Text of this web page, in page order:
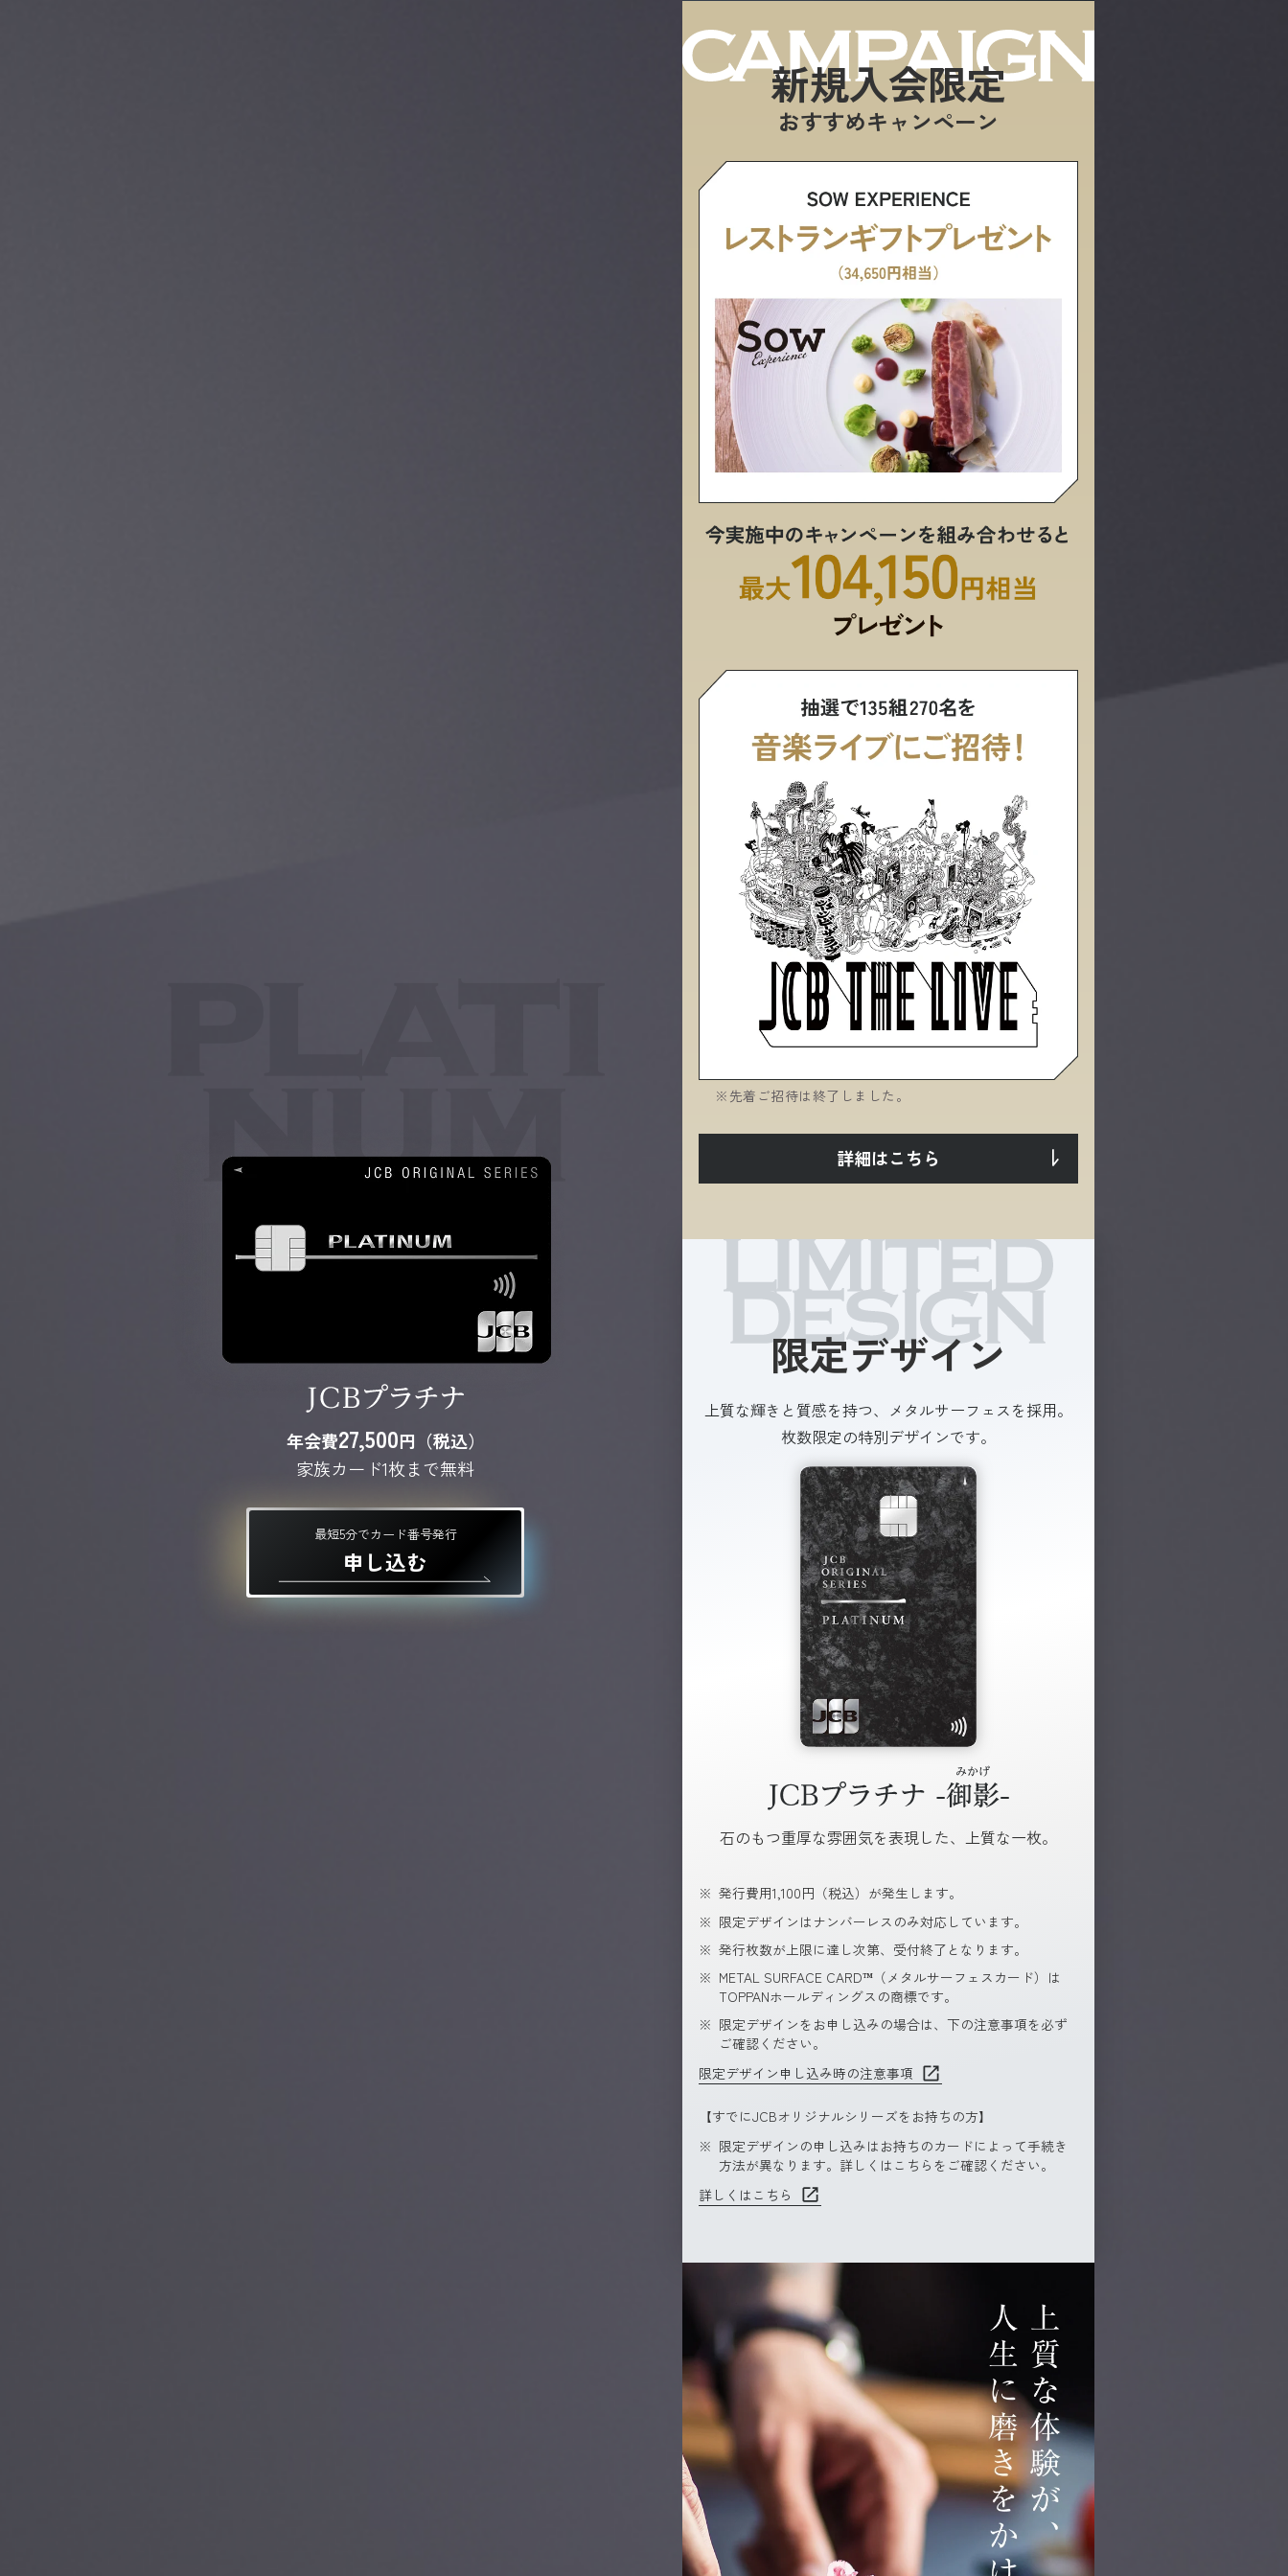
年会費27,500円（税込）
家族カード1枚まで無料
最短5分でカード番号発行
申し込む
新規入会限定
おすすめキャンペーン
先着ご招待は終了しました。
詳細はこちら
限定デザイン
上質な輝きと質感を持つ、メタルサーフェスを採用。
枚数限定の特別デザインです。
石のもつ重厚な雰囲気を表現した、上質な一枚。
発行費用1,100円（税込）が発生します。
限定デザインはナンバーレスのみ対応しています。
発行枚数が上限に達し次第、受付終了となります。
METAL SURFACE CARD™（メタルサーフェスカード）は
TOPPANホールディングスの商標です。
限定デザインをお申し込みの場合は、下の注意事項を必ず
ご確認ください。
限定デザイン申し込み時の注意事項
【すでにJCBオリジナルシリーズをお持ちの方】
限定デザインの申し込みはお持ちのカードによって手続き
方法が異なります。詳しくはこちらをご確認ください。
詳しくはこちら